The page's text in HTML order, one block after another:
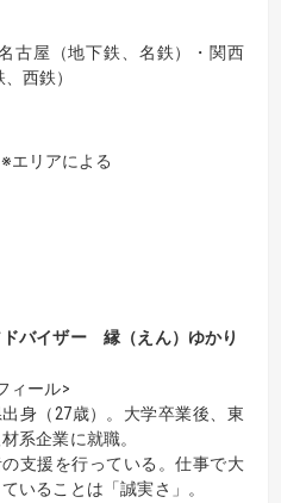
古屋（地下鉄、名鉄）・ 関西
西鉄）
※エリアによる
ドバイザー 縁（えん）ゆかり
ィール>
身（27歳）。大学卒業後、東
系企業に就職。
支援を行っている。仕事で大
いることは「誠実さ」。